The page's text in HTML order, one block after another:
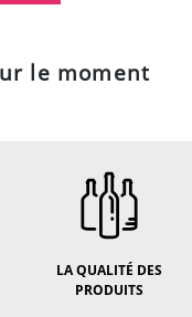
le moment
LA QUALITÉ DES
PRODUITS